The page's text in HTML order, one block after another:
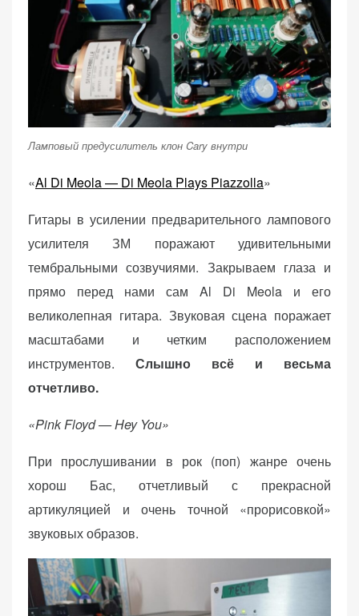
Ламповый предусилитель клон Cary внутри
«Al Di Meola — Di Meola Plays Piazzolla»
Гитары в усилении предварительного лампового
усилителя ЗМ поражают удивительными
тембральными созвучиями. Закрываем глаза и
прямо перед нами сам Al Di Meola и его
великолепная гитара. Звуковая сцена поражает
масштабами и четким расположением
инструментов. Слышно всё и весьма
отчетливо.
«Pink Floyd — Hey You»
При прослушивании в рок (поп) жанре очень
хорош Бас, отчетливый с прекрасной
артикуляцией и очень точной «прорисовкой»
звуковых образов.